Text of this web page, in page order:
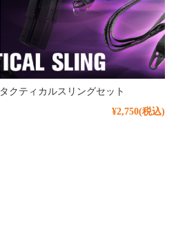
タクティカルスリングセット
¥2,750(税込)